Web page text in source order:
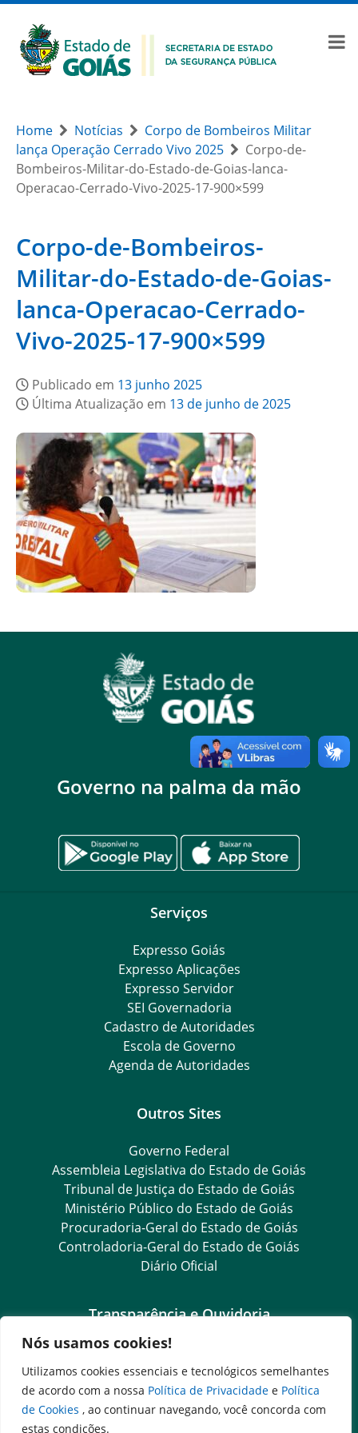
Nós usamos cookies!
Utilizamos cookies essenciais e tecnológicos semelhantes
de acordo com a nossa Política de Privacidade e Política
de Cookies , ao continuar navegando, você concorda com
estas condições.
Home Notícias
Corpo de Bombeiros Militar
lança Operação Cerrado Vivo 2025
Corpo-de-
Bombeiros-Militar-do-Estado-de-Goias-lanca-
Operacao-Cerrado-Vivo-2025-17-900×599
Corpo-de-Bombeiros-
Militar-do-Estado-de-Goias-
lanca-Operacao-Cerrado-
Vivo-2025-17-900×599
Publicado em 13 junho 2025
Última Atualização em 13 de junho de 2025
Governo na palma da mão
Serviços
Expresso Goiás
Expresso Aplicações
Expresso Servidor
SEI Governadoria
Cadastro de Autoridades
Escola de Governo
Agenda de Autoridades
Outros Sites
Governo Federal
Assembleia Legislativa do Estado de Goiás
Tribunal de Justiça do Estado de Goiás
Ministério Público do Estado de Goiás
Procuradoria-Geral do Estado de Goiás
Controladoria-Geral do Estado de Goiás
Diário Oficial
Transparência e Ouvidoria
LGPD
Goiás Transparência
Dados Abertos Goiás
e-SIC
SIC – Serviço de Informação ao Cidadão